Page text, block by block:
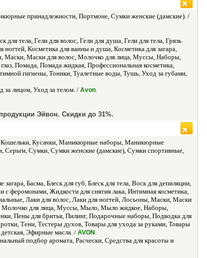
принадлежности, Портмоне, Сумки женские (дамские). /
для тела, Гели для волос, Гели для душа, Гели для тела, Грязь
Косметика для ванны и душа, Косметика для загара,
Маски, Маски для волос, Молочко для лица, Муссы, Наборы,
Помада, Помада жидкая, Профессиональная косметика,
гигиены, Тоники, Туалетные воды, Тушь, Уход за губами,
за лицом, Уход за телом. / Avon.
Эйвон. Скидки до 31%.
Кошельки, Кусачки, Маникюрные наборы, Маникюрные
Серьги, Сумки, Сумки женские (дамские), Сумки спортивные,
Басма, Блеск для губ, Блеск для тела, Воск для депиляции,
феромонами, Жидкости для снятия лака, Интимная косметика,
Лаки для волос, Лаки для ногтей, Лосьоны, Маски, Маски
Молочко для лица, Муссы, Мыло, Мыло жидкое, Наборы,
Пены для бритья, Пилинг, Подарочные наборы, Подводка для
Тени, Тестеры духов, Товары для ухода за руками, Товары
Эфирные масла. / AVON .
подбор аромата, Расчески, Средства для красоты и